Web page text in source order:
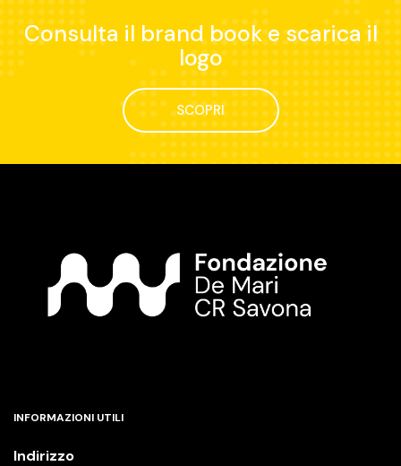
Consulta il brand book e scarica il
logo
SCOPRI
INFORMAZIONI UTILI
Indirizzo